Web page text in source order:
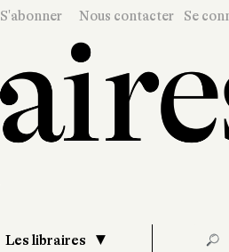
S'abonner Nous contacter Se
Les libraires 🔎